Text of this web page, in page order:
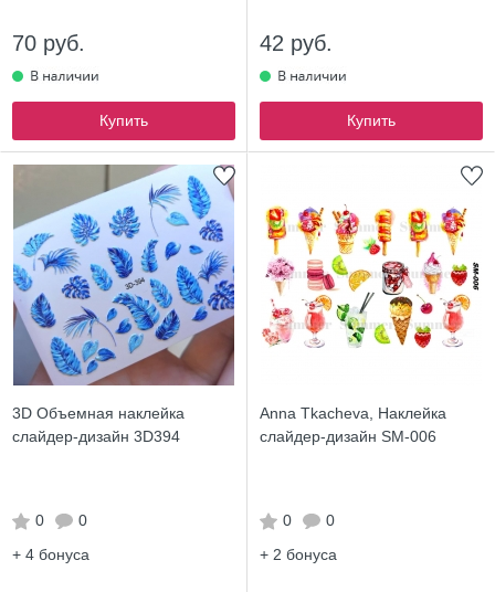
70 руб.
Купить
42 руб.
Купить
3D Объемная наклейка
слайдер-дизайн 3D394
0
0
+ 4 бонуса
Anna Tkacheva, Наклейка
слайдер-дизайн SM-006
0
0
+ 2 бонуса